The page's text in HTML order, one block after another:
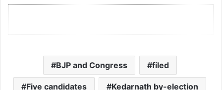
BJP and Congress filed
Five candidates Kedarnath by-election